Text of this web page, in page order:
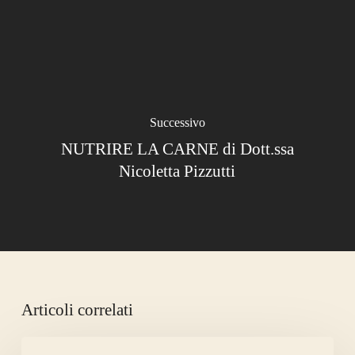
Successivo
NUTRIRE LA CARNE di Dott.ssa
Nicoletta Pizzutti
Articoli correlati